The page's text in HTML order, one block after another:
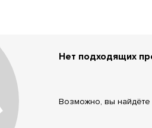
Нет подходящих
Возможно, вы найдёте